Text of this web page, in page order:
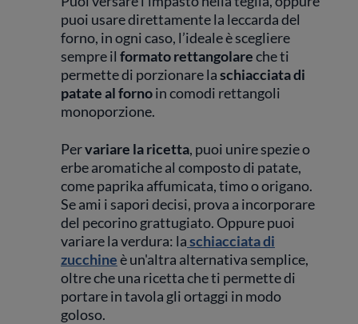
puoi usare direttamente la leccarda del
forno, in ogni caso, l’ideale è scegliere
sempre il formato rettangolareche ti
permette di porzionare laschiacciata di
patate al fornoin comodi rettangoli
monoporzione.
Pervariare la ricetta, puoi unire spezie o
erbe aromatiche al composto di patate,
come paprika affumicata, timo o origano.
Se ami i sapori decisi, prova a incorporare
del pecorino grattugiato. Oppure puoi
variare la verdura: laschiacciata di
zucchineè un'altra alternativa semplice,
oltre che una ricetta che ti permette di
portare in tavola gli ortaggi in modo
goloso.